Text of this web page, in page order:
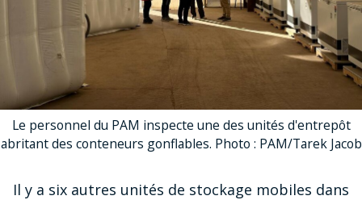
Le personnel du PAM inspecte une des unités d'entrepôt
abritant des conteneurs gonflables. Photo : PAM/Tarek Jacob
Il y a six autres unités de stockage mobiles dans